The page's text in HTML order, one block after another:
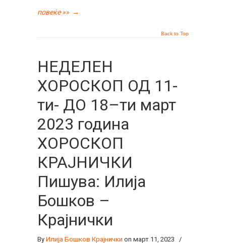
повеќе »» →
Back to Top
НЕДЕЛЕН
ХОРОСКОП ОД 11-
ти- ДО 18–ти март
2023 година
ХОРОСКОП
КРАЈНИЧКИ
Пишува: Илија
Бошков –
Крајнички
By Илија Бошков Крајнички on март 11, 2023
/